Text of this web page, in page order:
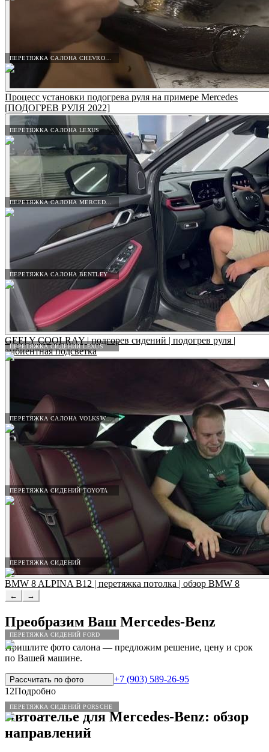
ПЕРЕТЯЖКА САЛОНА LEXUS
ПЕРЕТЯЖКА САЛОНА BENTLEY
ПЕРЕТЯЖКА СИДЕНИЙ LEXUS
ПЕРЕТЯЖКА САЛОНА VOLKSWAGEN
ПЕРЕТЯЖКА СИДЕНИЙ TOYOTA
ПЕРЕТЯЖКА СИДЕНИЙ
ПЕРЕТЯЖКА СИДЕНИЙ FORD
ПЕРЕТЯЖКА СИДЕНИЙ PORSCHE
Процесс установки подогрева руля на примере Mercedes
[ПОДОГРЕВ РУЛЯ 2022]
GEELY COOLRAY | подгорев сидений | подогрев руля |
амбиентная подсветка
BMW 8 ALPINA B12 | перетяжка потолка | обзор BMW 8
← →
Преобразим Ваш Mercedes-Benz
Пришлите фото салона — предложим решение, цену и срок
по Вашей машине.
Рассчитать по фото
+7 (903) 589-26-95
12Подробно
Автоателье дляMercedes-Benz: обзор
направлений